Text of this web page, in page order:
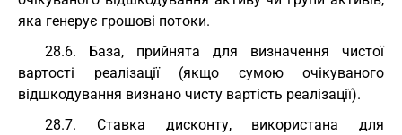
яка генерує грошові потоки.
28.6. База, прийнята для визначення чистої
вартості реалізації (якщо сумою очікуваного
відшкодування визнано чисту вартість реалізації).
28.7. Ставка дисконту, використана для